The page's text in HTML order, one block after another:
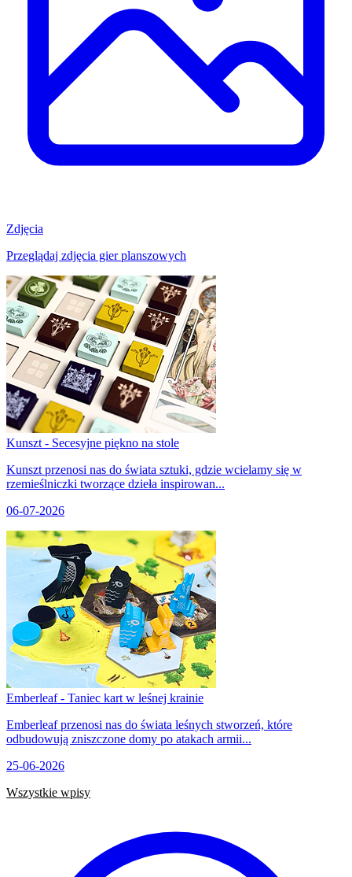
Zdjęcia
Przeglądaj zdjęcia gier planszowych
Kunszt - Secesyjne piękno na stole
Kunszt przenosi nas do świata sztuki, gdzie wcielamy się w
rzemieślniczki tworzące dzieła inspirowan...
06-07-2026
Emberleaf - Taniec kart w leśnej krainie
Emberleaf przenosi nas do świata leśnych stworzeń, które
odbudowują zniszczone domy po atakach armii...
25-06-2026
Wszystkie wpisy